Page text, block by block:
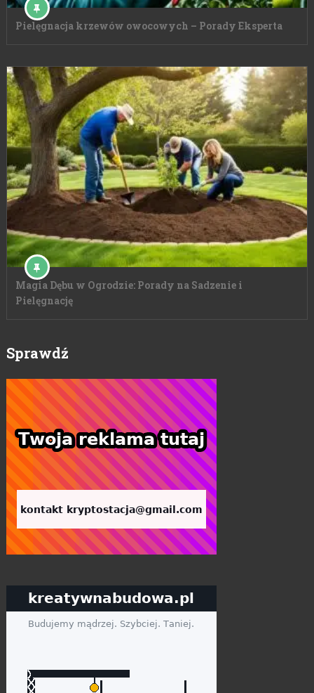
Pielęgnacja krzewów owocowych – Porady Eksperta
Magia Dębu w Ogrodzie: Porady na Sadzenie i
Pielęgnację
Sprawdź